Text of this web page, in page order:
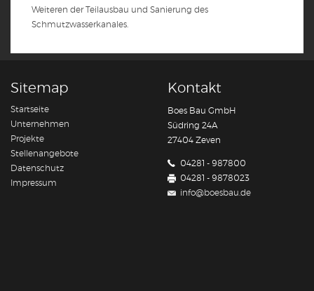
Weiteren der Teilausbau und Sanierung des
Schmutzwasserkanales.
Sitemap
Startseite
Unternehmen
Projekte
Stellenangebote
Datenschutz
Impressum
Kontakt
Boes Bau GmbH
Südring 24A
27404 Zeven
04281 - 987800
04281 - 9878023
info@boesbau.de